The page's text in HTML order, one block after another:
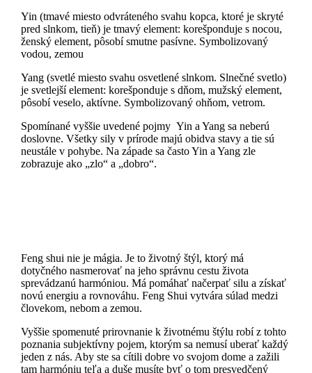
Yin (tmavé miesto odvráteného svahu kopca, ktoré je skryté
pred slnkom, tieň) je tmavý element: korešponduje s nocou,
ženský element, pôsobí smutne pasívne. Symbolizovaný
vodou, zemou
Yang (svetlé miesto svahu osvetlené slnkom. Slnečné svetlo)
je svetlejší element: korešponduje s dňom, mužský element,
pôsobí veselo, aktívne. Symbolizovaný ohňom, vetrom.
Spomínané vyššie uvedené pojmy Yin a Yang sa neberú
doslovne. Všetky sily v prírode majú obidva stavy a tie sú
neustále v pohybe. Na západe sa často Yin a Yang zle
zobrazuje ako „zlo“ a „dobro“.
Feng shui nie je mágia. Je to životný štýl, ktorý má
dotyčného nasmerovať na jeho správnu cestu života
sprevádzanú harmóniou. Má pomáhať načerpať silu a získať
novú energiu a rovnováhu. Feng Shui vytvára súlad medzi
človekom, nebom a zemou.
Vyššie spomenuté prirovnanie k životnému štýlu robí z tohto
poznania subjektívny pojem, ktorým sa nemusí uberať každý
jeden z nás. Aby ste sa cítili dobre vo svojom dome a zažili
tam harmóniu teľa a duše musíte byť o tom presvedčený